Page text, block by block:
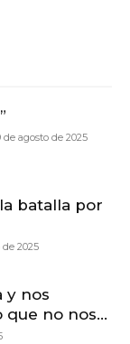
de agosto de 2025
batalla por
2025
y nos
no nos...